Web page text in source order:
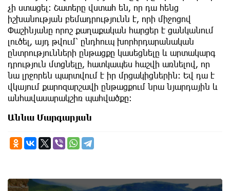
չի ստացել։ Շատերը վստահ են, որ դա հենց
իշխանության բեմադրությունն է, որի միջոցով
Փաշինյանը որոշ քաղաքական հարցեր է ցանկանում
լուծել, այդ թվում՝ ընդհուպ խորհրդարանական
ընտրությունների ընթացքը կասեցնելը և արտակարգ
դրություն մտցնելը, հատկապես հաշվի առնելով, որ
նա լրջորեն պարտվում է իր մրցակիցներին։ Եվ դա է
վկայում քարոզարշավի ընթացքում նրա նյարդային և
անհավասարակշիռ պահվածքը։
Աննա Մարգարյան